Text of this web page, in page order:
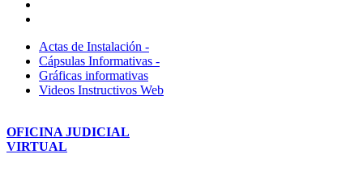
Actas de Instalación -
Cápsulas Informativas -
Gráficas informativas
Videos Instructivos Web
OFICINA JUDICIAL
VIRTUAL